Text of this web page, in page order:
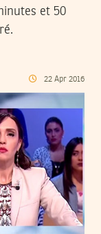
et 50
22 Apr 2016